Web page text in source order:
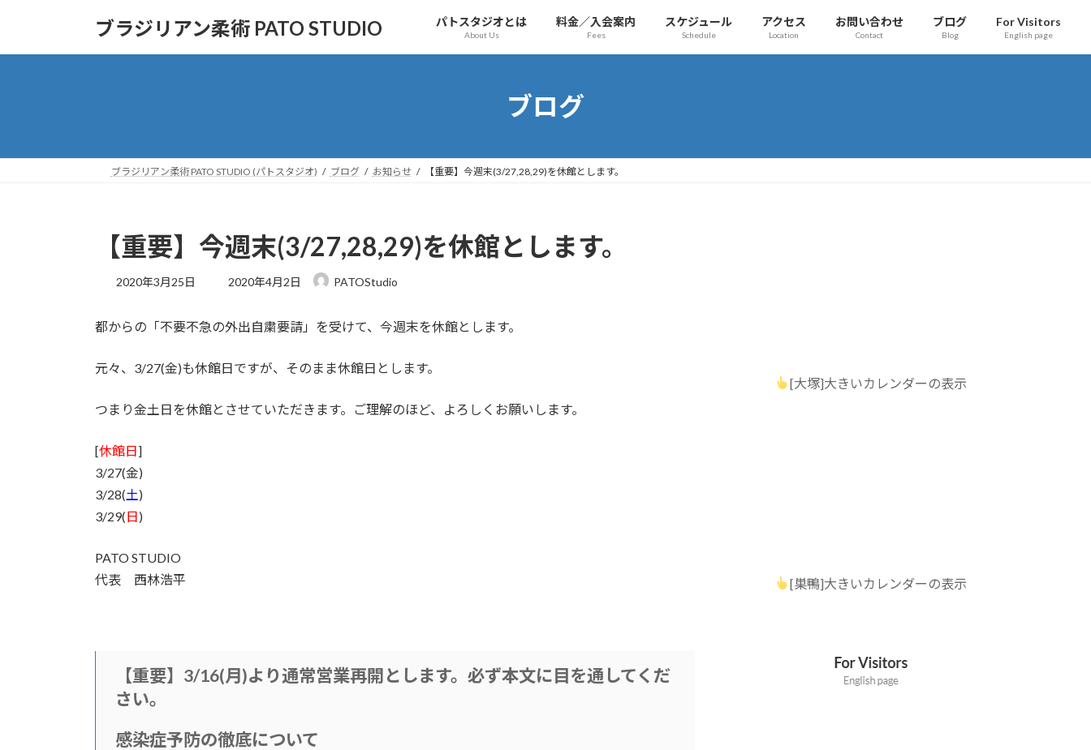
ブラジリアン柔術 PATO STUDIO パトスタジオとは
About Us
料金／入会案内
Fees
スケジュール
Schedule
アクセス
Location
お問い合わせ
Contact
ブログ
Blog
For Visitors
English page
ブログ
ブラジリアン柔術 PATO STUDIO (パトスタジオ) ブログ お知らせ 【重要】今週末(3/27,28,29)を休館とします。
【重要】今週末(3/27,28,29)を休館とします。
2020年3月25日
最
新
時
:
2020年4月2日 PATOStudio
都からの「不要不急の外出自粛要請」を受けて、今週末を休館とします。
元々、3/27(金)も休館日ですが、そのまま休館日とします。
つまり金土日を休館とさせていただきます。ご理解のほど、よろしくお願いします。
[休館日]
3/27(金)
3/28(土)
3/29(日)
PATO STUDIO
代表 西林浩平
【重要】3/16(月)より通常営業再開とします。必ず本文に目を通してくだ
さい。
感染症予防の徹底について
[大塚]大きいカレンダーの表示
[巣鴨]大きいカレンダーの表示